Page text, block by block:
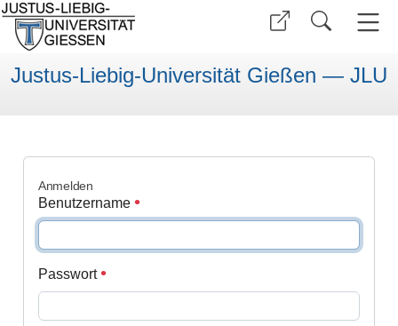
Justus-Liebig-Universität Gießen — JLU
Anmelden
Benutzername
Passwort